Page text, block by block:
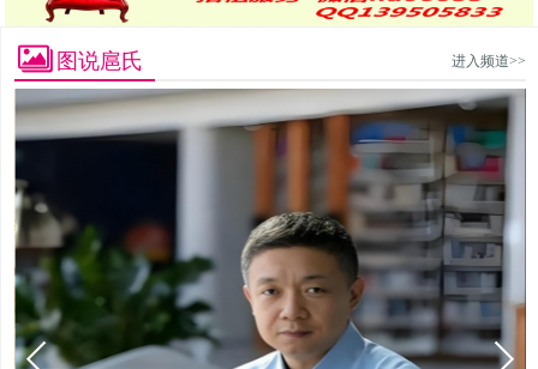
图说扈氏 进入频道>>